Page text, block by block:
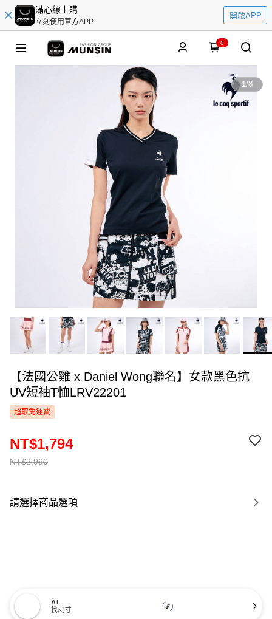
滿心線上購
立刻使用官方APP
開啟APP
0
1/8
【法國公雞 x Daniel Wong聯名】女款黑色抗
UV短袖T恤LRV22201
超取免運費
NT$2,990
NT$1,794
請選擇商品選項
AI
找尺寸